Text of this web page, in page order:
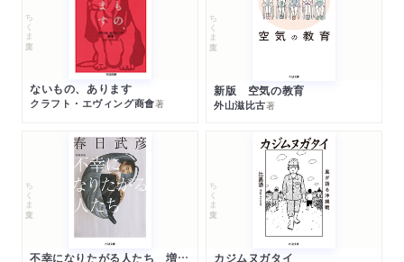
ちくま文庫
ないもの、あります
クラフト・エヴィング商會著
ちくま文庫
新版 空気の教育
外山滋比古著
ちくま文庫
不幸になりたがる人たち 増補新版
ちくま文庫
カジムヌガタイ